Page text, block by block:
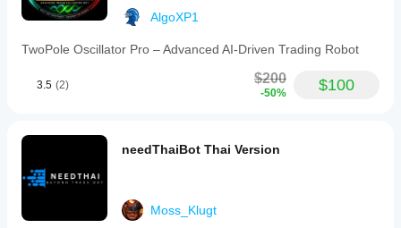
Per un singolo filtro:
Criteri 21 × 21 × 11 = 4.851 combinazioni possibili
4.851 × 10 × 2 × 11 = 1.067.220
combinazioni
Priorità (0-10) = 11 opzioni
Combinazioni estese per singolo filtro:
2.772 × 10 × 2 × 11 = 609.840 combinazioni possibili
AlgoXP1
TwoPole Oscillator Pro – Advanced AI-Driven Trading Robot
3.5 (2) $200
-50% $100
needThaiBot Thai Version
Moss_Klugt